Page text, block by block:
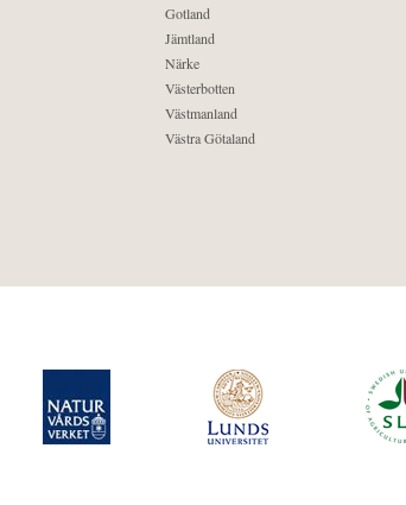
Gotland
Jämtland
Närke
Västerbotten
Västmanland
Västra Götaland